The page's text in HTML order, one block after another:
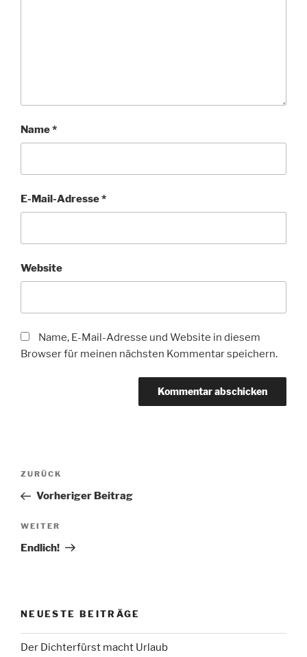
Name*
E-Mail-Adresse*
Website
Name, E-Mail-Adresse und Website in diesem
Browser für meinen nächsten Kommentar speichern.
Beitragsnavigation
Vorheriger
Beitrag
ZURÜCK
Vorheriger Beitrag
Nächster
Beitrag
WEITER
Endlich!
NEUESTE BEITRÄGE
Der Dichterfürst macht Urlaub